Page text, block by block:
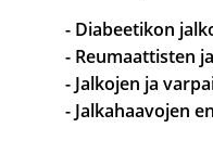
- Diabeetikon
- Reumaattisten
- Jalkojen ja
- Jalkahaavojen